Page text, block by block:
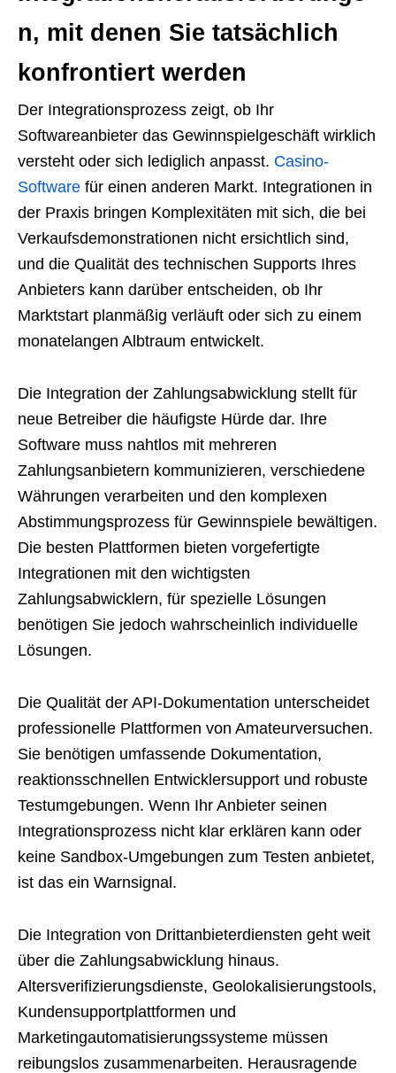
n, mit denen Sie tatsächlich
konfrontiert werden
Der Integrationsprozess zeigt, ob Ihr
Softwareanbieter das Gewinnspielgeschäft wirklich
versteht oder sich lediglich anpasst. Casino-
Software für einen anderen Markt. Integrationen in
der Praxis bringen Komplexitäten mit sich, die bei
Verkaufsdemonstrationen nicht ersichtlich sind,
und die Qualität des technischen Supports Ihres
Anbieters kann darüber entscheiden, ob Ihr
Marktstart planmäßig verläuft oder sich zu einem
monatelangen Albtraum entwickelt.
Die Integration der Zahlungsabwicklung stellt für
neue Betreiber die häufigste Hürde dar. Ihre
Software muss nahtlos mit mehreren
Zahlungsanbietern kommunizieren, verschiedene
Währungen verarbeiten und den komplexen
Abstimmungsprozess für Gewinnspiele bewältigen.
Die besten Plattformen bieten vorgefertigte
Integrationen mit den wichtigsten
Zahlungsabwicklern, für spezielle Lösungen
benötigen Sie jedoch wahrscheinlich individuelle
Lösungen.
Die Qualität der API-Dokumentation unterscheidet
professionelle Plattformen von Amateurversuchen.
Sie benötigen umfassende Dokumentation,
reaktionsschnellen Entwicklersupport und robuste
Testumgebungen. Wenn Ihr Anbieter seinen
Integrationsprozess nicht klar erklären kann oder
keine Sandbox-Umgebungen zum Testen anbietet,
ist das ein Warnsignal.
Die Integration von Drittanbieterdiensten geht weit
über die Zahlungsabwicklung hinaus.
Altersverifizierungsdienste, Geolokalisierungstools,
Kundensupportplattformen und
Marketingautomatisierungssysteme müssen
reibungslos zusammenarbeiten. Herausragende